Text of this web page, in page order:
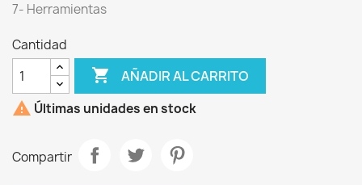
7- Herramientas
Cantidad
 AÑADIR AL CARRITO
 Últimas unidades en stock
Compartir